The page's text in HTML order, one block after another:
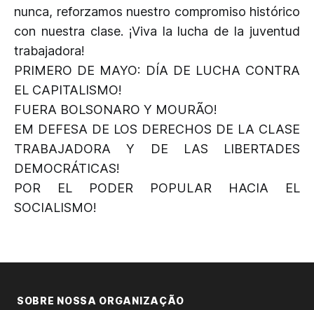
nunca, reforzamos nuestro compromiso histórico
con nuestra clase. ¡Viva la lucha de la juventud
trabajadora!
PRIMERO DE MAYO: DÍA DE LUCHA CONTRA
EL CAPITALISMO!
FUERA BOLSONARO Y MOURÃO!
EM DEFESA DE LOS DERECHOS DE LA CLASE
TRABAJADORA Y DE LAS LIBERTADES
DEMOCRÁTICAS!
POR EL PODER POPULAR HACIA EL
SOCIALISMO!
SOBRE NOSSA ORGANIZAÇÃO